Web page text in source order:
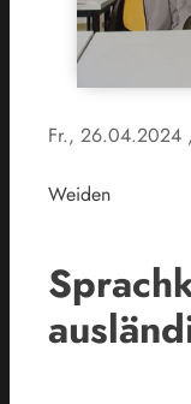
Fr., 26.04.2024
Weiden